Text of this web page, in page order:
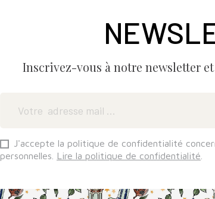
Inscrivez-vous à notre newsletter
J'accepte la politique de confidentialité
personnelles.
Lire la politique de confidentialité